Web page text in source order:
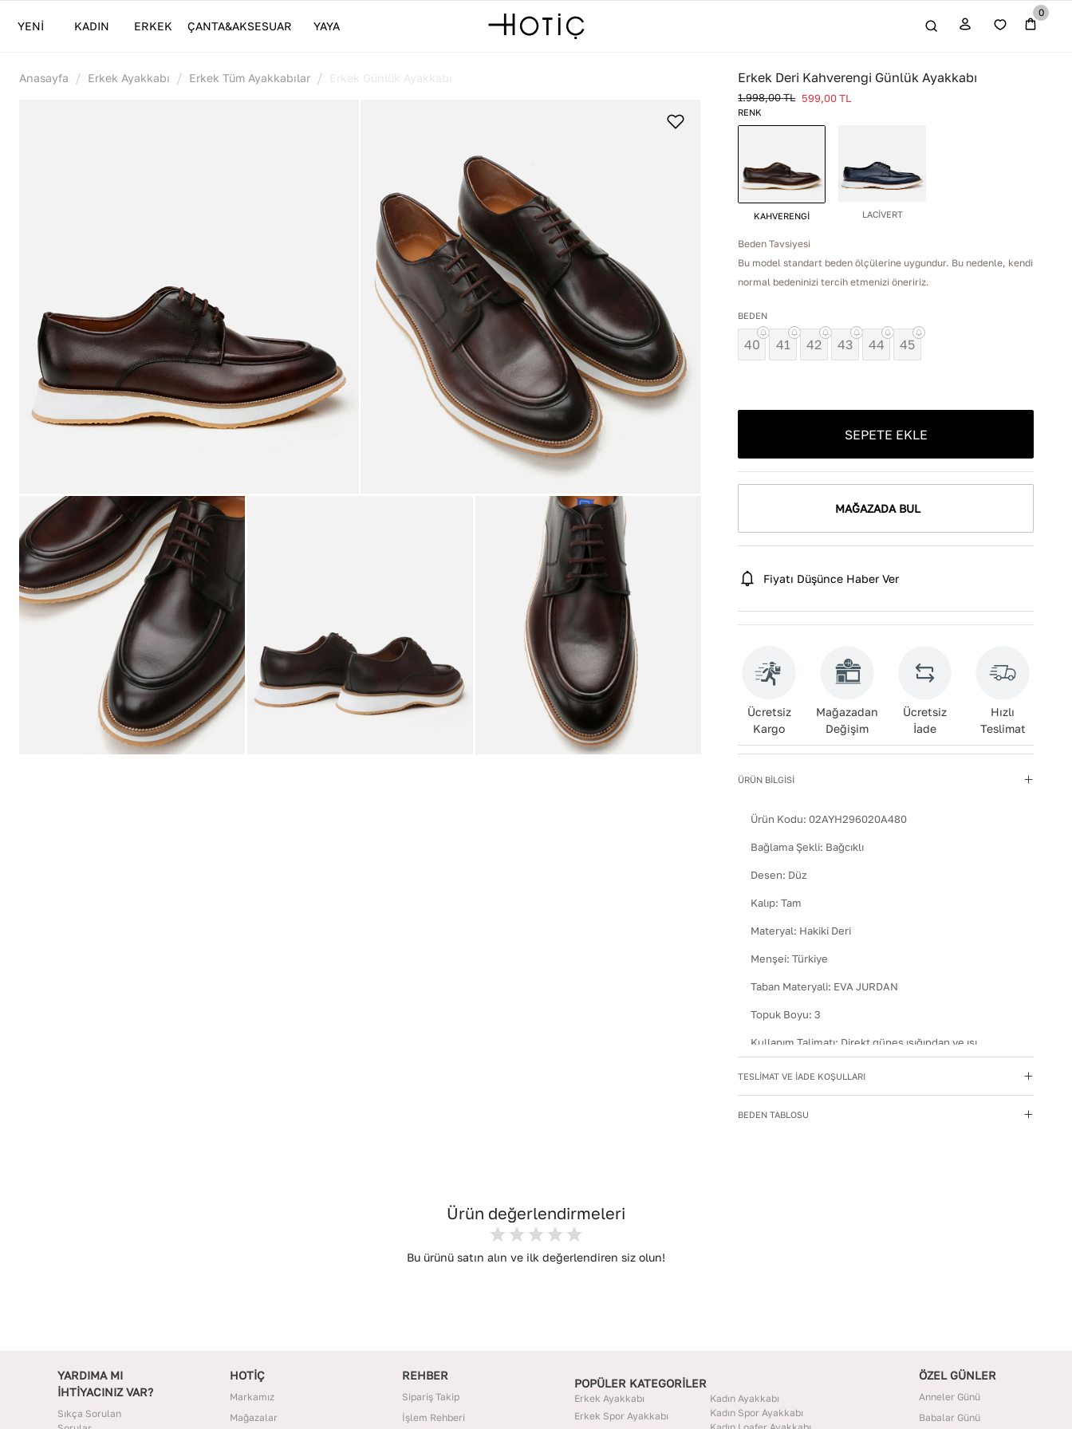
YENİ KADIN ERKEK ÇANTA&AKSESUAR YAYA
0
Anasayfa / Erkek Ayakkabı / Erkek Tüm Ayakkabılar / Erkek Günlük Ayakkabı Erkek Deri Kahverengi Günlük Ayakkabı
1.998,00TL 599,00 TL
RENK
KAHVERENGİ LACİVERT
Beden Tavsiyesi
Bu model standart beden ölçülerine uygundur. Bu nedenle, kendi
normal bedeninizi tercih etmenizi öneririz.
BEDEN
40 41 42 43 44 45
SEPETE EKLE
MAĞAZADA BUL
Fiyatı Düşünce Haber Ver
Ücretsiz
Kargo
Mağazadan
Değişim
Ücretsiz
İade
Hızlı
Teslimat
ÜRÜN BİLGİSİ
Ürün Kodu:02AYH296020A480
Bağlama Şekli: Bağcıklı
Desen: Düz
Kalıp:Tam
Materyal: Hakiki Deri
Menşei:Türkiye
Taban Materyali: EVA JURDAN
Topuk Boyu:3
Kullanım Talimatı: Direkt güneş ışığından ve ısı
kaynaklarından uzak tutun.
Deri ayakkabılarınızı yumuşak bir
olarak kurumasını bekleyin.
TESLİMAT VE İADE KOŞULLARI
BEDEN TABLOSU
Ürün değerlendirmeleri
Bu ürünü satın alın ve ilk değerlendiren siz olun!
YARDIMA MI
İHTİYACINIZ VAR?
Sıkça Sorulan
HOTİÇ
Markamız
Mağazalar
REHBER
Sipariş Takip
İşlem Rehberi
POPÜLER KATEGORİLER
Erkek Ayakkabı
Erkek Spor Ayakkabı
Kadın Ayakkabı
Kadın Spor Ayakkabı
ÖZEL GÜNLER
Anneler Günü
Babalar Günü